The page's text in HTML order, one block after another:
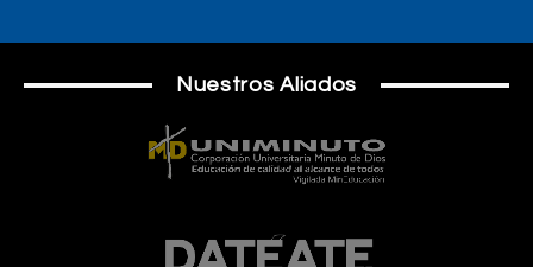
Nuestros Aliados